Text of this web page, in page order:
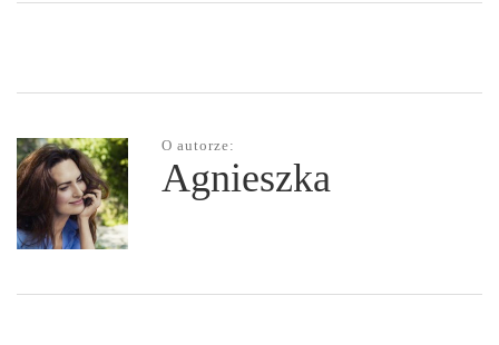
O autorze:
Agnieszka